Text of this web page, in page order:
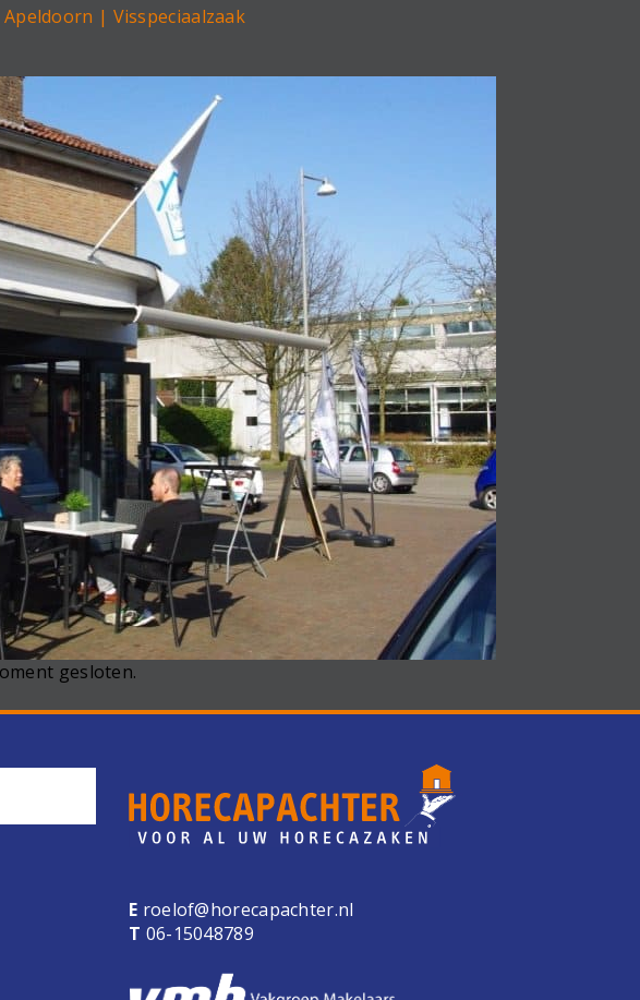
Apeldoorn | Visspeciaalzaak
gesloten.
E roelof@horecapachter.nl
T 06-15048789